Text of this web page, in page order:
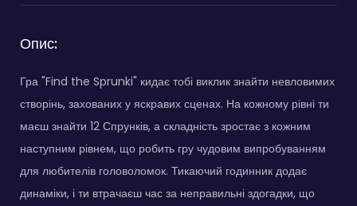
Опис:
Гра "Find the Sprunki" кидає тобі виклик знайти невловимих
створінь, захованих у яскравих сценах. На кожному рівні ти
маєш знайти 12 Спрунків, а складність зростає з кожним
наступним рівнем, що робить гру чудовим випробуванням
для любителів головоломок. Тикаючий годинник додає
динаміки, і ти втрачаєш час за неправильні здогадки, що